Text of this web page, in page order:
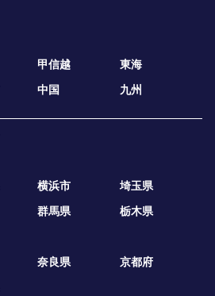
甲信越
東海
中国 九州
横浜市
埼玉県
群馬県 栃木県
奈良県
京都府